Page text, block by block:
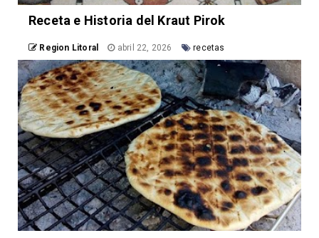
Receta e Historia del Kraut Pirok
Region Litoral abril 22, 2026 recetas